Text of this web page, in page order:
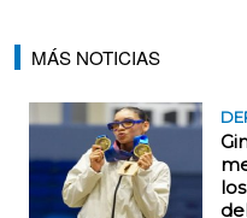
MÁS NOTICIAS